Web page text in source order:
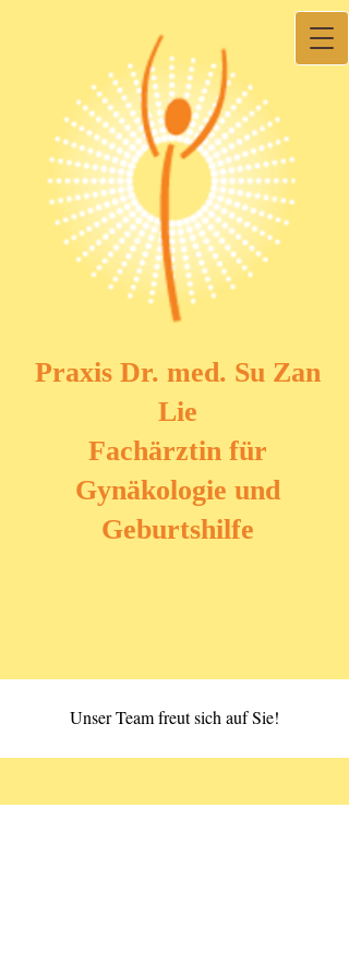
Praxis Dr. med. Su Zan
Lie
Fachärztin für
Gynäkologie und
Geburtshilfe
Unser Team freut sich auf Sie!